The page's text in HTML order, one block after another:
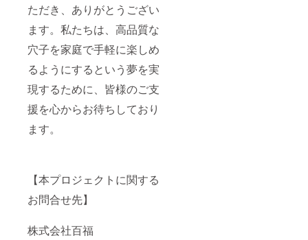
ただき、ありがとうござい
ます。私たちは、高品質な
穴子を家庭で手軽に楽しめ
るようにするという夢を実
現するために、皆様のご支
援を心からお待ちしており
ます。
【本プロジェクトに関する
お問合せ先】
株式会社百福